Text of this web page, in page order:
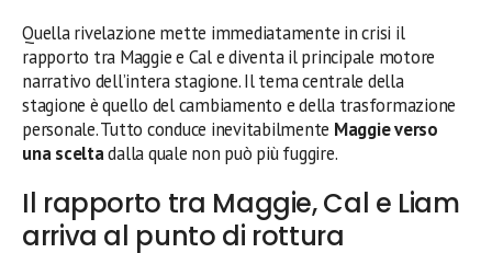
Quella rivelazione mette immediatamente in crisi il
rapporto tra Maggie e Cal e diventa il principale motore
narrativo dell’intera stagione. Il tema centrale della
stagione è quello del cambiamento e della trasformazione
personale. Tutto conduce inevitabilmente Maggie verso
una sceltadalla quale non può più fuggire.
Il rapporto tra Maggie, Cal e Liam
arriva al punto di rottura